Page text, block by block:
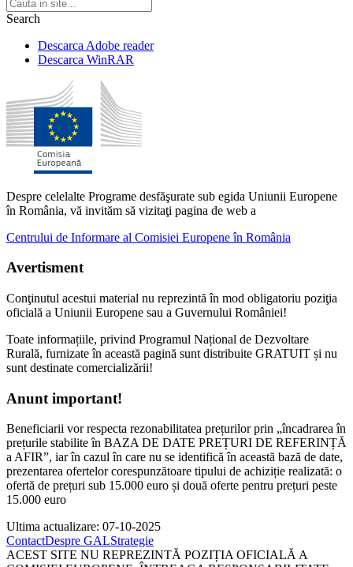
Search
Descarca Adobe reader
Descarca WinRAR
Despre celelalte Programe desfăşurate sub egida Uniunii Europene
în România, vă invităm să vizitaţi pagina de web a
Centrului de Informare al Comisiei Europene în România
Avertisment
Conţinutul acestui material nu reprezintă în mod obligatoriu poziţia
oficială a Uniunii Europene sau a Guvernului României!
Toate informațiile, privind Programul Național de Dezvoltare
Rurală, furnizate în această pagină sunt distribuite GRATUIT și nu
sunt destinate comercializării!
Anunt important!
Beneficiarii vor respecta rezonabilitatea prețurilor prin „încadrarea în
prețurile stabilite în BAZA DE DATE PREȚURI DE REFERINȚĂ
a AFIR”, iar în cazul în care nu se identifică în această bază de date,
prezentarea ofertelor corespunzătoare tipului de achiziție realizată: o
ofertă de prețuri sub 15.000 euro și două oferte pentru prețuri peste
15.000 euro
Ultima actualizare: 07-10-2025
ContactDespre GALStrategie
ACEST SITE NU REPREZINTĂ POZIȚIA OFICIALĂ A